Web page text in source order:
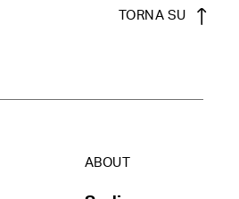
TORNA SU
ABOUT